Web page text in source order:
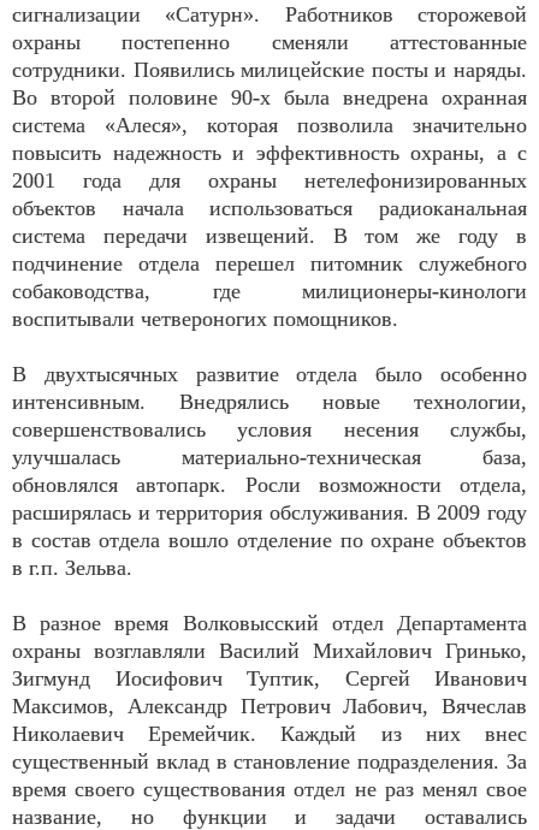
сигнализации «Сатурн». Работников сторожевой
охраны постепенно сменяли аттестованные
сотрудники. Появились милицейские посты и наряды.
Во второй половине 90-х была внедрена охранная
система «Алеся», которая позволила значительно
повысить надежность и эффективность охраны, а с
2001 года для охраны нетелефонизированных
объектов начала использоваться радиоканальная
система передачи извещений. В том же году в
подчинение отдела перешел питомник служебного
собаководства, где милиционеры-кинологи
воспитывали четвероногих помощников.
В двухтысячных развитие отдела было особенно
интенсивным. Внедрялись новые технологии,
совершенствовались условия несения службы,
улучшалась материально-техническая база,
обновлялся автопарк. Росли возможности отдела,
расширялась и территория обслуживания. В 2009 году
в состав отдела вошло отделение по охране объектов
в г.п. Зельва.
В разное время Волковысский отдел Департамента
охраны возглавляли Василий Михайлович Гринько,
Зигмунд Иосифович Туптик, Сергей Иванович
Максимов, Александр Петрович Лабович, Вячеслав
Николаевич Еремейчик. Каждый из них внес
существенный вклад в становление подразделения. За
время своего существования отдел не раз менял свое
название, но функции и задачи оставались